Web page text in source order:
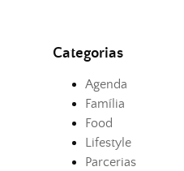
Categorias
Agenda
Família
Food
Lifestyle
Parcerias